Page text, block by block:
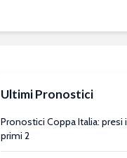
Ultimi Pronostici
Pronostici Coppa Italia: presi i
primi 2